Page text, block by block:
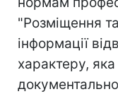
"Розміщення
інформації
характеру,